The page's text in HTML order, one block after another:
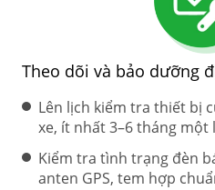
Theo dõi và bảo dưỡng
Lên lịch kiểm tra thiết bị
xe, ít nhất 3–6 tháng một
Kiểm tra tình trạng đèn
anten GPS, tem hợp